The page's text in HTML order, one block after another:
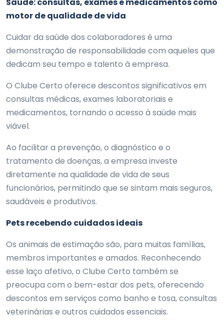
motor de qualidade de vida
Cuidar da saúde dos colaboradores é uma
demonstração de responsabilidade com aqueles que
dedicam seu tempo e talento à empresa.
O Clube Certo oferece descontos significativos em
consultas médicas, exames laboratoriais e
medicamentos, tornando o acesso à saúde mais
viável.
Ao facilitar a prevenção, o diagnóstico e o
tratamento de doenças, a empresa investe
diretamente na qualidade de vida de seus
funcionários, permitindo que se sintam mais seguros,
saudáveis e produtivos.
Pets recebendo cuidados ideais
Os animais de estimação são, para muitas famílias,
membros importantes e amados. Reconhecendo
esse laço afetivo, o Clube Certo também se
preocupa com o bem-estar dos pets, oferecendo
descontos em serviços como banho e tosa, consultas
veterinárias e outros cuidados essenciais.